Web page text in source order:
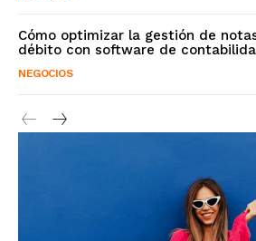
Cómo optimizar la gestión de
débito con software de
NEGOCIOS